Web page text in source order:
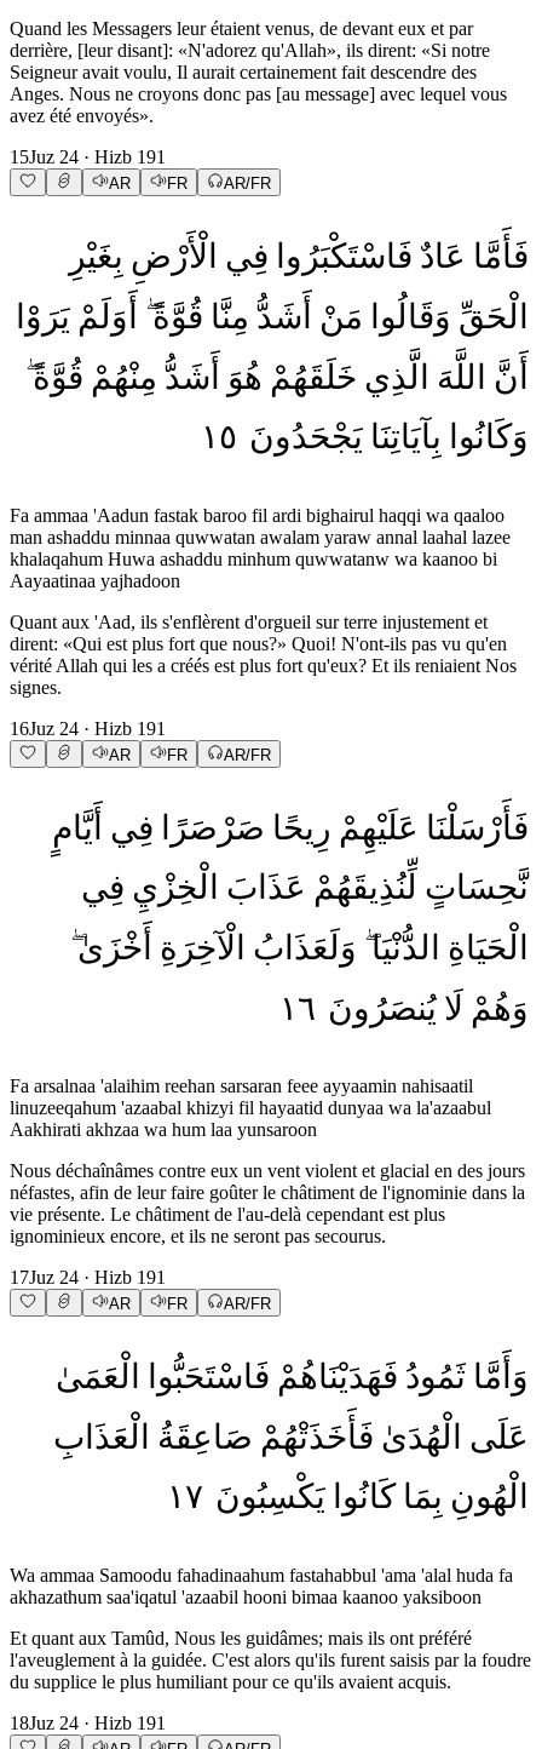
Quand les Messagers leur étaient venus, de devant eux et par
derrière, [leur disant]: «N'adorez qu'Allah», ils dirent: «Si notre
Seigneur avait voulu, Il aurait certainement fait descendre des
Anges. Nous ne croyons donc pas [au message] avec lequel vous
avez été envoyés».
15Juz 24 · Hizb 191
AR FR AR/FR
فَأَمَّا عَادٌ فَاسْتَكْبَرُوا فِي الْأَرْضِ بِغَيْرِ
الْحَقِّ وَقَالُوا مَنْ أَشَدُّ مِنَّا قُوَّةً أَوَلَمْ يَرَوْا
أَنَّ
اللَّهَ الَّذِي خَلَقَهُمْ هُوَ أَشَدُّ مِنْهُمْ قُوَّةً
وَكَانُوا بِآيَاتِنَا يَجْحَدُونَ ١٥
Fa ammaa 'Aadun fastak baroo fil ardi bighairul haqqi wa qaaloo
man ashaddu minnaa quwwatan awalam yaraw annal laahal lazee
khalaqahum Huwa ashaddu minhum quwwatanw wa kaanoo bi
Aayaatinaa yajhadoon
Quant aux 'Aad, ils s'enflèrent d'orgueil sur terre injustement et
dirent: «Qui est plus fort que nous?» Quoi! N'ont-ils pas vu qu'en
vérité Allah qui les a créés est plus fort qu'eux? Et ils reniaient Nos
signes.
16Juz 24 · Hizb 191
AR FR AR/FR
فَأَرْسَلْنَا عَلَيْهِمْ رِيحًا صَرْصَرًا فِي أَيَّامٍ
نَّحِسَاتٍ لِّنُذِيقَهُمْ عَذَابَ الْخِزْيِ فِي
الْحَيَاةِ
الدُّنْيَا وَلَعَذَابُ الْآخِرَةِ أَخْزَىٰ
وَهُمْ لَا يُنصَرُونَ ١٦
Fa arsalnaa 'alaihim reehan sarsaran feee ayyaamin nahisaatil
linuzeeqahum 'azaabal khizyi fil hayaatid dunyaa wa la'azaabul
Aakhirati akhzaa wa hum laa yunsaroon
Nous déchaînâmes contre eux un vent violent et glacial en des jours
néfastes, afin de leur faire goûter le châtiment de l'ignominie dans la
vie présente. Le châtiment de l'au-delà cependant est plus
ignominieux encore, et ils ne seront pas secourus.
17Juz 24 · Hizb 191
AR FR AR/FR
وَأَمَّا ثَمُودُ فَهَدَيْنَاهُمْ فَاسْتَحَبُّوا
الْعَمَىٰ
عَلَى الْهُدَىٰ فَأَخَذَتْهُمْ صَاعِقَةُ
الْعَذَابِ
الْهُونِ بِمَا كَانُوا يَكْسِبُونَ ١٧
Wa ammaa Samoodu fahadinaahum fastahabbul 'ama 'alal huda fa
akhazathum saa'iqatul 'azaabil hooni bimaa kaanoo yaksiboon
Et quant aux Tamûd, Nous les guidâmes; mais ils ont préféré
l'aveuglement à la guidée. C'est alors qu'ils furent saisis par la foudre
du supplice le plus humiliant pour ce qu'ils avaient acquis.
18Juz 24 · Hizb 191